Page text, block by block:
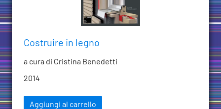
Costruire in legno
a cura di Cristina Benedetti
2014
Aggiungi al carrello